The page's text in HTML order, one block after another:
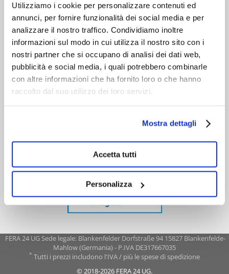
Utilizziamo i cookie per personalizzare contenuti ed
annunci, per fornire funzionalità dei social media e per
analizzare il nostro traffico. Condividiamo inoltre
informazioni sul modo in cui utilizza il nostro sito con i
nostri partner che si occupano di analisi dei dati web,
pubblicità e social media, i quali potrebbero combinarle
con altre informazioni che ha fornito loro o che hanno
raccolto dal suo utilizzo dei loro servizi.
Mostra dettagli
Accetta tutti
Personalizza
FERA 24 UG Sede legale: Blankenfelder Dorfstraße 94 15827 Blankenfelde-
Mahlow (Germania) - P.IVA DE317667035
* Tutti i prezzi includono l'IVA / più le spese di spedizione
© 2018-2026 FERA 24 UG.